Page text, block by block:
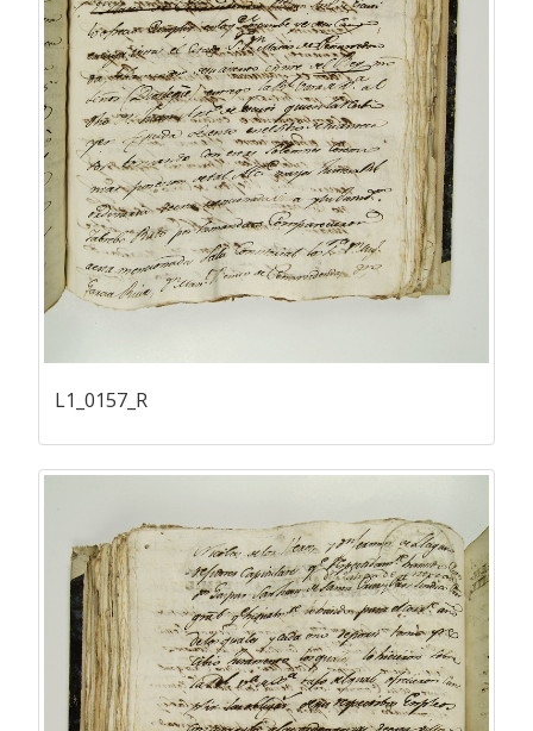
L1_0157_R